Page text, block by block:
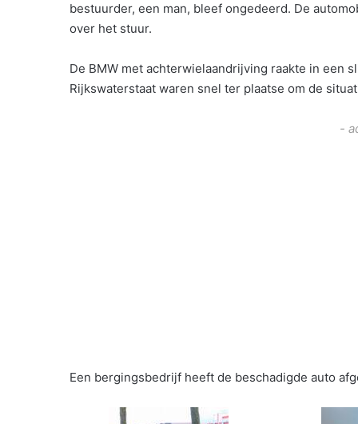
bestuurder, een man, bleef ongedeerd. De
over het stuur.
De BMW met achterwielaandrijving raakte in een
Rijkswaterstaat waren snel ter plaatse om de
-
Een bergingsbedrijf heeft de beschadigde auto